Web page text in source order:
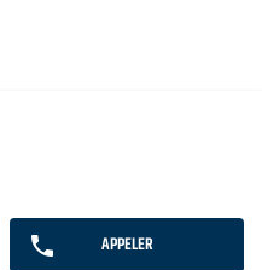
APPELER